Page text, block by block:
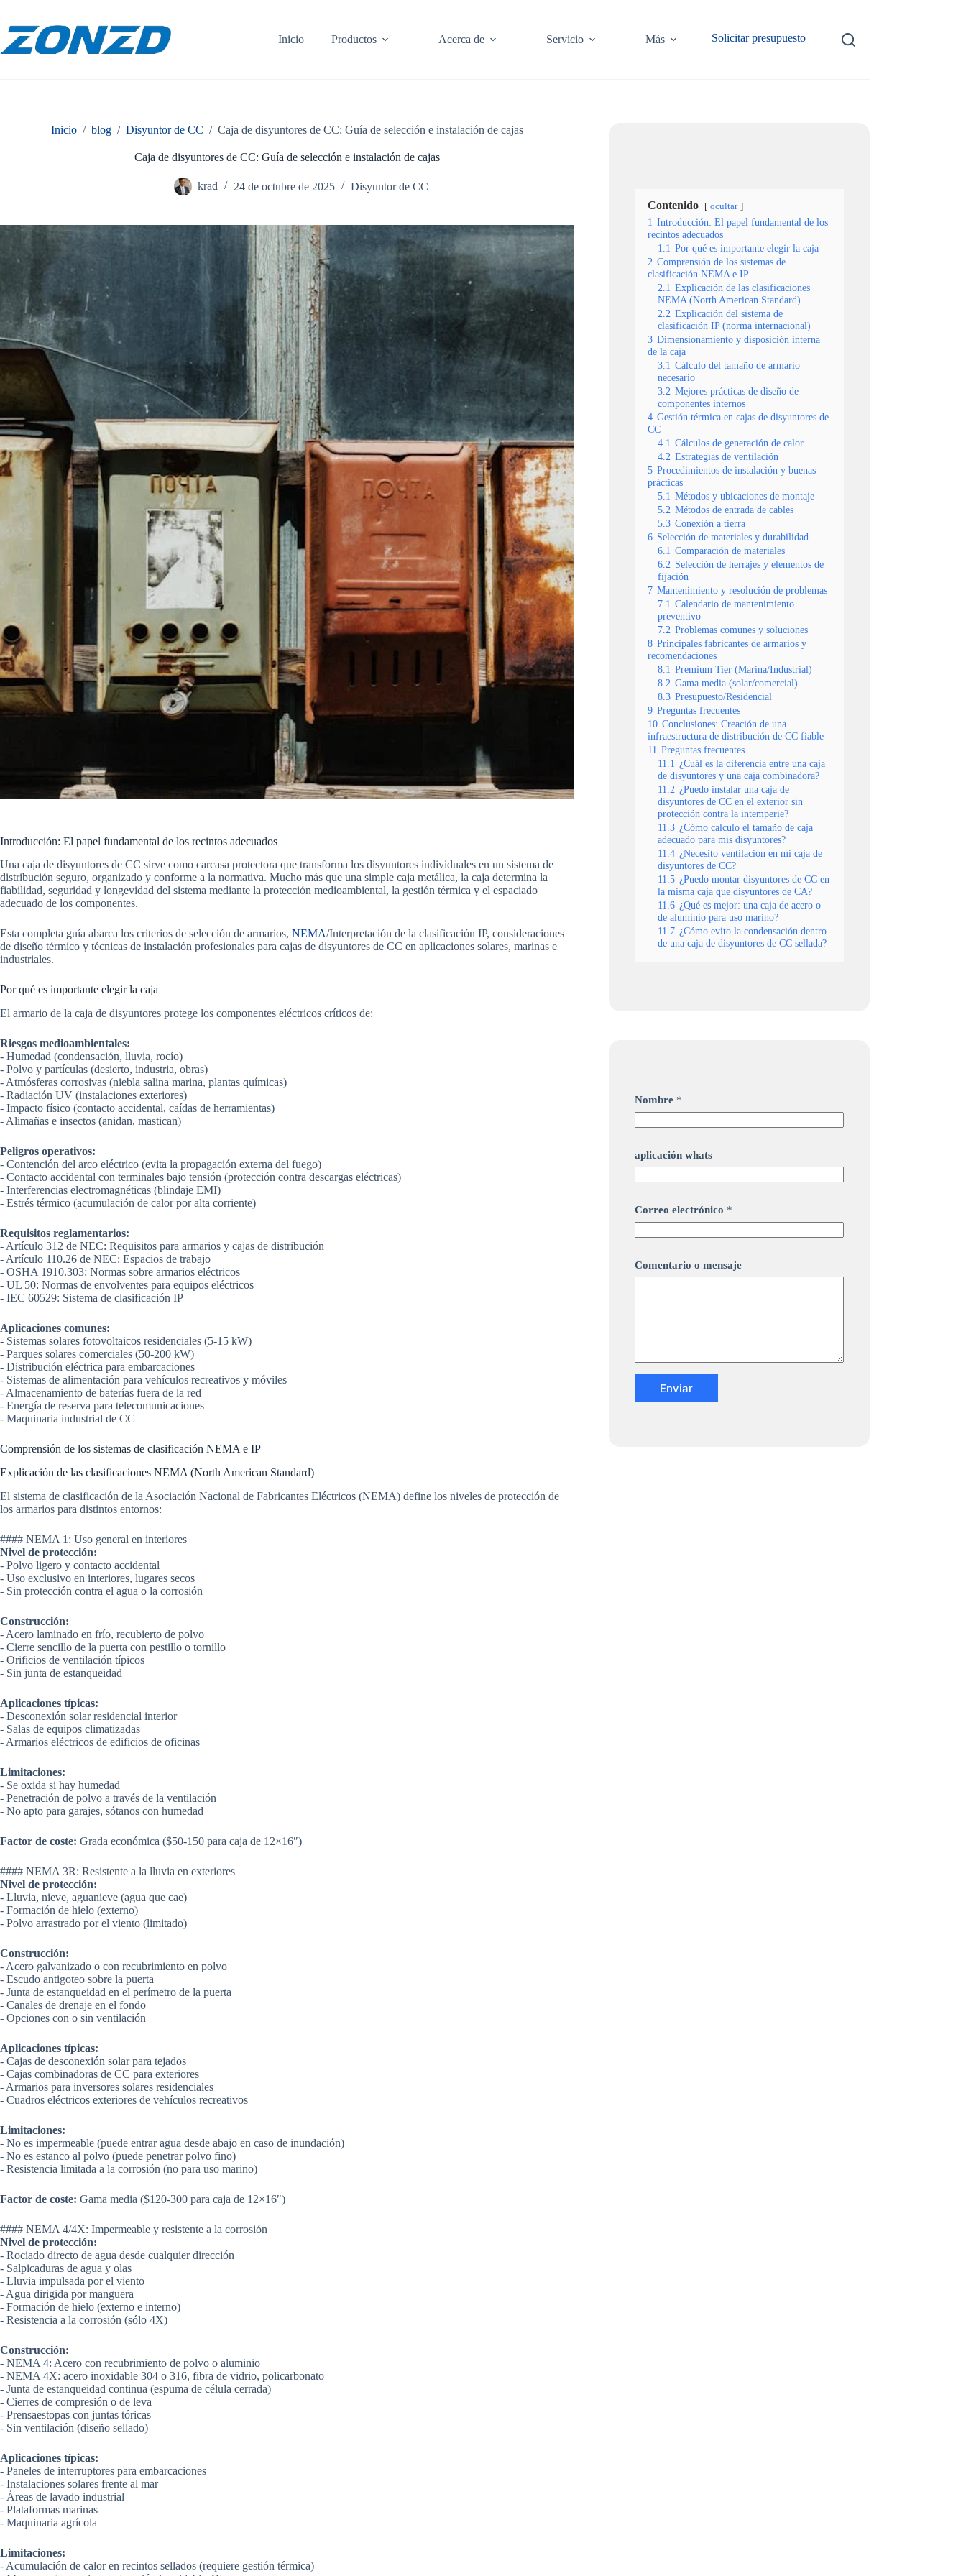
contenido
Inicio Productos Acerca de Servicio Más Solicitar presupuesto
Inicio / blog / Disyuntor de CC / Caja de disyuntores de CC: Guía de selección e instalación de cajas
Caja de disyuntores de CC: Guía de selección e instalación de cajas
krad 24 de octubre de 2025 Disyuntor de CC
Introducción: El papel fundamental de los recintos adecuados
Una caja de disyuntores de CC sirve como carcasa protectora que transforma los disyuntores individuales en un sistema de
distribución seguro, organizado y conforme a la normativa. Mucho más que una simple caja metálica, la caja determina la
fiabilidad, seguridad y longevidad del sistema mediante la protección medioambiental, la gestión térmica y el espaciado
adecuado de los componentes.
Esta completa guía abarca los criterios de selección de armarios, NEMA/Interpretación de la clasificación IP, consideraciones
de diseño térmico y técnicas de instalación profesionales para cajas de disyuntores de CC en aplicaciones solares, marinas e
industriales.
Por qué es importante elegir la caja
El armario de la caja de disyuntores protege los componentes eléctricos críticos de:
Riesgos medioambientales:
- Humedad (condensación, lluvia, rocío)
- Polvo y partículas (desierto, industria, obras)
- Atmósferas corrosivas (niebla salina marina, plantas químicas)
- Radiación UV (instalaciones exteriores)
- Impacto físico (contacto accidental, caídas de herramientas)
- Alimañas e insectos (anidan, mastican)
Peligros operativos:
- Contención del arco eléctrico (evita la propagación externa del fuego)
- Contacto accidental con terminales bajo tensión (protección contra descargas eléctricas)
- Interferencias electromagnéticas (blindaje EMI)
- Estrés térmico (acumulación de calor por alta corriente)
Requisitos reglamentarios:
- Artículo 312 de NEC: Requisitos para armarios y cajas de distribución
- Artículo 110.26 de NEC: Espacios de trabajo
- OSHA 1910.303: Normas sobre armarios eléctricos
- UL 50: Normas de envolventes para equipos eléctricos
- IEC 60529: Sistema de clasificación IP
Aplicaciones comunes:
- Sistemas solares fotovoltaicos residenciales (5-15 kW)
- Parques solares comerciales (50-200 kW)
- Distribución eléctrica para embarcaciones
- Sistemas de alimentación para vehículos recreativos y móviles
- Almacenamiento de baterías fuera de la red
- Energía de reserva para telecomunicaciones
- Maquinaria industrial de CC
Comprensión de los sistemas de clasificación NEMA e IP
Explicación de las clasificaciones NEMA (North American Standard)
El sistema de clasificación de la Asociación Nacional de Fabricantes Eléctricos (NEMA) define los niveles de protección de
los armarios para distintos entornos:
#### NEMA 1: Uso general en interiores
Nivel de protección:
- Polvo ligero y contacto accidental
- Uso exclusivo en interiores, lugares secos
- Sin protección contra el agua o la corrosión
Construcción:
- Acero laminado en frío, recubierto de polvo
- Cierre sencillo de la puerta con pestillo o tornillo
- Orificios de ventilación típicos
- Sin junta de estanqueidad
Aplicaciones típicas:
- Desconexión solar residencial interior
- Salas de equipos climatizadas
- Armarios eléctricos de edificios de oficinas
Limitaciones:
- Se oxida si hay humedad
- Penetración de polvo a través de la ventilación
- No apto para garajes, sótanos con humedad
Factor de coste: Grada económica ($50-150 para caja de 12×16″)
#### NEMA 3R: Resistente a la lluvia en exteriores
Nivel de protección:
- Lluvia, nieve, aguanieve (agua que cae)
- Formación de hielo (externo)
- Polvo arrastrado por el viento (limitado)
Construcción:
- Acero galvanizado o con recubrimiento en polvo
- Escudo antigoteo sobre la puerta
- Junta de estanqueidad en el perímetro de la puerta
- Canales de drenaje en el fondo
- Opciones con o sin ventilación
Aplicaciones típicas:
- Cajas de desconexión solar para tejados
- Cajas combinadoras de CC para exteriores
- Armarios para inversores solares residenciales
- Cuadros eléctricos exteriores de vehículos recreativos
Limitaciones:
- No es impermeable (puede entrar agua desde abajo en caso de inundación)
- No es estanco al polvo (puede penetrar polvo fino)
- Resistencia limitada a la corrosión (no para uso marino)
Factor de coste: Gama media ($120-300 para caja de 12×16″)
#### NEMA 4/4X: Impermeable y resistente a la corrosión
Nivel de protección:
- Rociado directo de agua desde cualquier dirección
- Salpicaduras de agua y olas
- Lluvia impulsada por el viento
- Agua dirigida por manguera
- Formación de hielo (externo e interno)
- Resistencia a la corrosión (sólo 4X)
Construcción:
- NEMA 4: Acero con recubrimiento de polvo o aluminio
- NEMA 4X: acero inoxidable 304 o 316, fibra de vidrio, policarbonato
- Junta de estanqueidad continua (espuma de célula cerrada)
- Cierres de compresión o de leva
- Prensaestopas con juntas tóricas
- Sin ventilación (diseño sellado)
Aplicaciones típicas:
- Paneles de interruptores para embarcaciones
- Instalaciones solares frente al mar
- Áreas de lavado industrial
- Plataformas marinas
- Maquinaria agrícola
Limitaciones:
- Acumulación de calor en recintos sellados (requiere gestión térmica)
Contenido ocultar
1 Introducción: El papel fundamental de los
recintos adecuados
1.1 Por qué es importante elegir la caja
2 Comprensión de los sistemas de
clasificación NEMA e IP
2.1 Explicación de las clasificaciones
NEMA (North American Standard)
2.2 Explicación del sistema de
clasificación IP (norma internacional)
3 Dimensionamiento y disposición interna
de la caja
3.1 Cálculo del tamaño de armario
necesario
3.2 Mejores prácticas de diseño de
componentes internos
4 Gestión térmica en cajas de disyuntores de
CC
4.1 Cálculos de generación de calor
4.2 Estrategias de ventilación
5 Procedimientos de instalación y buenas
prácticas
5.1 Métodos y ubicaciones de montaje
5.2 Métodos de entrada de cables
5.3 Conexión a tierra
6 Selección de materiales y durabilidad
6.1 Comparación de materiales
6.2 Selección de herrajes y elementos de
fijación
7 Mantenimiento y resolución de problemas
7.1 Calendario de mantenimiento
preventivo
7.2 Problemas comunes y soluciones
8 Principales fabricantes de armarios y
recomendaciones
8.1 Premium Tier (Marina/Industrial)
8.2 Gama media (solar/comercial)
8.3 Presupuesto/Residencial
9 Preguntas frecuentes
10 Conclusiones: Creación de una
infraestructura de distribución de CC fiable
11 Preguntas frecuentes
11.1 ¿Cuál es la diferencia entre una caja
de disyuntores y una caja combinadora?
11.2 ¿Puedo instalar una caja de
disyuntores de CC en el exterior sin
protección contra la intemperie?
11.3 ¿Cómo calculo el tamaño de caja
adecuado para mis disyuntores?
11.4 ¿Necesito ventilación en mi caja de
disyuntores de CC?
11.5 ¿Puedo montar disyuntores de CC en
la misma caja que disyuntores de CA?
11.6 ¿Qué es mejor: una caja de acero o
de aluminio para uso marino?
11.7 ¿Cómo evito la condensación dentro
de una caja de disyuntores de CC sellada?
Nombre *
aplicación whats
c
o
r
e
o
Correo electrónico *
Comentario o mensaje
Enviar